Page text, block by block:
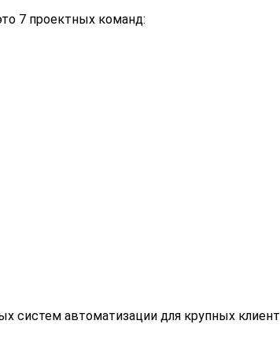
7 проектных команд:
автоматизации для крупных